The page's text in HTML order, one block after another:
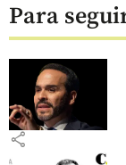
Para
share